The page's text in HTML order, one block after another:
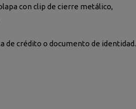
con clip de cierre metálico,
de crédito o documento de identidad.